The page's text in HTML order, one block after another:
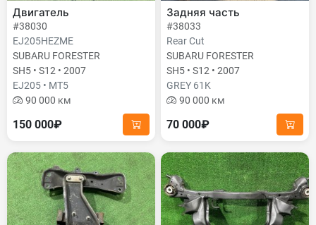
Двигатель
#38030
EJ205HEZME
SUBARU FORESTER
SH5 • S12 • 2007
EJ205 • MT5
90 000 км
150 000₽
Задняя часть
#38033
Rear Cut
SUBARU FORESTER
SH5 • S12 • 2007
GREY 61K
90 000 км
70 000₽